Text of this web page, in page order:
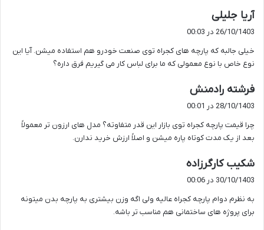
آریا جلیلی
:
26/10/1403 در 00:03
خیلی جالبه که پارچه های کجراه توی صنعت خودرو هم استفاده میشن. آیا این
نوع خاص با نوع معمولی که ما برای لباس کار می گیریم فرق داره؟
فرشته رادمنش
ف
:
28/10/1403 در 00:01
چرا قیمت پارچه کجراه توی بازار این قدر متفاوته؟ مدل های ارزون تر معمولاً
بعد از یک مدت کوتاه پاره میشن و اصلاً ارزش خرید ندارن.
شکیب کارگرزاده
:
30/10/1403 در 00:06
به نظرم دوام پارچه کجراه عالیه ولی اگه وزن بیشتری به پارچه بدن میتونه
برای پروژه های ساختمانی هم مناسب تر باشه.